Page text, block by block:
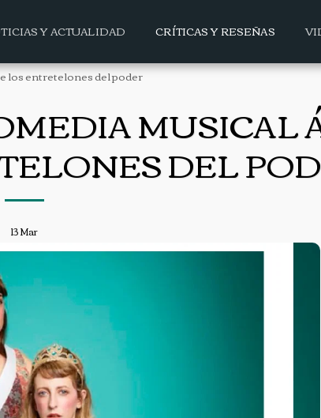
Y ACTUALIDAD CRÍTICAS Y RESEÑAS
los entretelones del poder
MUSICAL
DEL
13Mar